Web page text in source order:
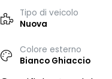
Tipo di veicolo
Nuova
Colore esterno
Bianco Ghiaccio